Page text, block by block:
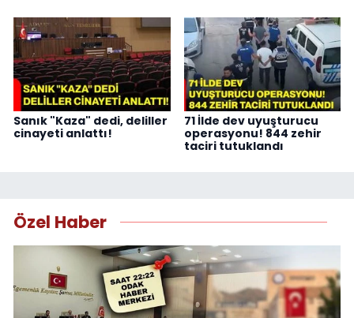
Sanık "Kaza" dedi, deliller
cinayeti anlattı!
71 İlde dev uyuşturucu
operasyonu! 844 zehir
taciri tutuklandı
Özel Haber